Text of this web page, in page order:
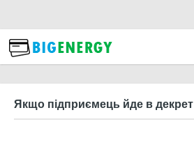
Якщо підприємець йде в декрет